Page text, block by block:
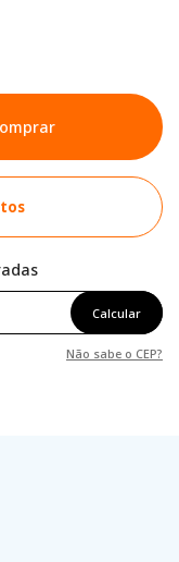
Calcular
Não sabe o CEP?